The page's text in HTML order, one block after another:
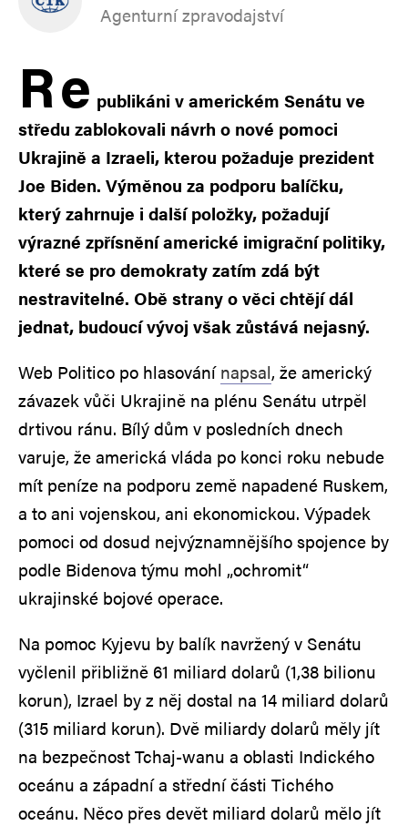
Agenturní zpravodajství
Re publikáni v americkém Senátu ve
středu zablokovali návrh o nové pomoci
Ukrajině a Izraeli, kterou požaduje prezident
Joe Biden. Výměnou za podporu balíčku,
který zahrnuje i další položky, požadují
výrazné zpřísnění americké imigrační politiky,
které se pro demokraty zatím zdá být
nestravitelné. Obě strany o věci chtějí dál
jednat, budoucí vývoj však zůstává nejasný.
Web Politico po hlasovánínapsal, že americký
závazek vůči Ukrajině na plénu Senátu utrpěl
drtivou ránu. Bílý dům v posledních dnech
varuje, že americká vláda po konci roku nebude
mít peníze na podporu země napadené Ruskem,
a to ani vojenskou, ani ekonomickou. Výpadek
pomoci od dosud nejvýznamnějšího spojence by
podle Bidenova týmu mohl „ochromit“
ukrajinské bojové operace.
Na pomoc Kyjevu by balík navržený v Senátu
vyčlenil přibližně 61 miliard dolarů (1,38 bilionu
korun), Izrael by z něj dostal na 14 miliard dolarů
(315 miliard korun). Dvě miliardy dolarů měly jít
na bezpečnost Tchaj-wanu a oblasti Indického
oceánu a západní a střední části Tichého
oceánu. Něco přes devět miliard dolarů mělo jít